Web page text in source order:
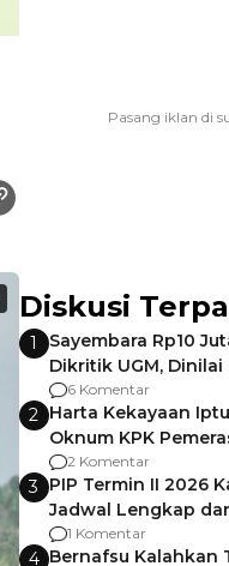
Diskusi
1
Sayembara Rp10
Dikritik UGM, Dinilai
Gagalnya Negara
6 Komentar
2 Harta Kekayaan
Oknum KPK
Pemalang
2 Komentar
3 PIP Termin II 2026
Jadwal Lengkap
agar Dana Tidak
1 Komentar
4 Bernafsu Kalahkan